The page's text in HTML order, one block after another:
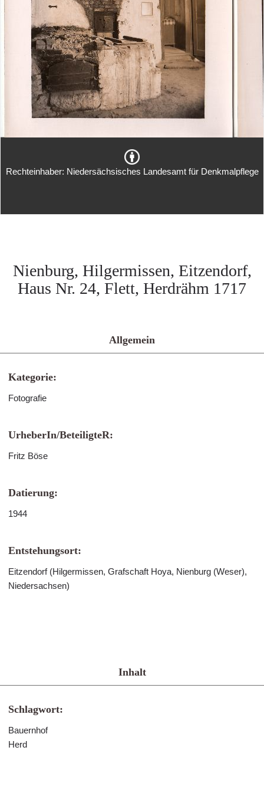
Rechteinhaber: Niedersächsisches Landesamt für Denkmalpflege
Nienburg, Hilgermissen, Eitzendorf,
Haus Nr. 24, Flett, Herdrähm 1717
Allgemein
Kategorie:
Fotografie
UrheberIn/BeteiligteR:
Fritz Böse
Datierung:
1944
Entstehungsort:
Eitzendorf (Hilgermissen, Grafschaft Hoya, Nienburg (Weser),
Niedersachsen)
Inhalt
Schlagwort:
Bauernhof
Herd